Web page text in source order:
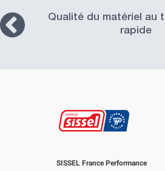
Qualité du matériel au
rapide
SISSEL France Performance